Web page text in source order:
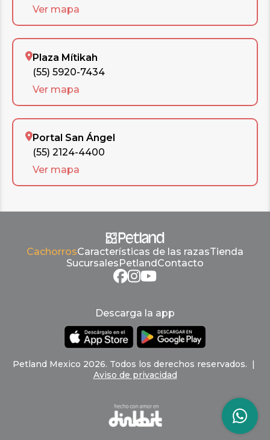
Ver mapa
Plaza Mítikah
(55) 5920-7434
Ver mapa
Portal San Ángel
(55) 2124-4400
Ver mapa
CachorrosCaracterísticas de las razasTienda
Sucursales Petland Contacto
Descarga la app
Petland Mexico 2026. Todos los derechos reservados. |
Aviso de privacidad